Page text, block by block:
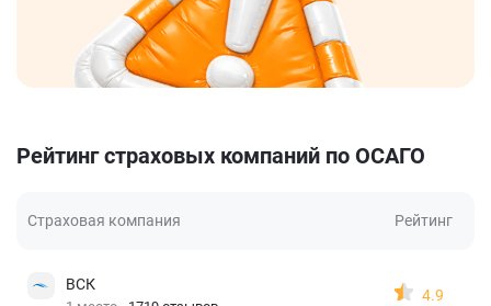
Рейтинг страховых компаний по ОСАГО
Страховая компания Рейтинг
ВСК
4.9